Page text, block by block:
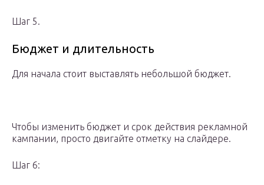
Шаг 5.
Бюджет и длительность
Для начала стоит выставлять небольшой бюджет.
Чтобы изменить бюджет и срок действия рекламной
кампании, просто двигайте отметку на слайдере.
Шаг 6: